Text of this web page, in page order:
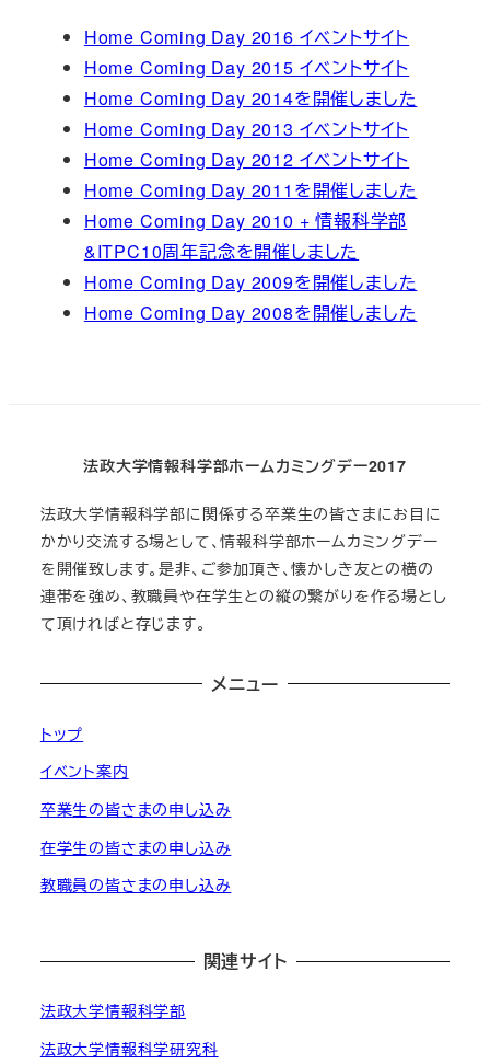
Home Coming Day 2016 イベントサイト
Home Coming Day 2015 イベントサイト
Home Coming Day 2014を開催しました
Home Coming Day 2013 イベントサイト
Home Coming Day 2012 イベントサイト
Home Coming Day 2011を開催しました
Home Coming Day 2010 + 情報科学部
&ITPC10周年記念を開催しました
Home Coming Day 2009を開催しました
Home Coming Day 2008を開催しました
法政大学情報科学部ホームカミングデー2017
法政大学情報科学部に関係する卒業生の皆さまにお目に
かかり交流する場として、情報科学部ホームカミングデー
を開催致します。是非、ご参加頂き、懐かしき友との横の
連帯を強め、教職員や在学生との縦の繋がりを作る場とし
て頂ければと存じます。
メニュー
トップ
イベント案内
卒業生の皆さまの申し込み
在学生の皆さまの申し込み
教職員の皆さまの申し込み
関連サイト
法政大学情報科学部
法政大学情報科学研究科